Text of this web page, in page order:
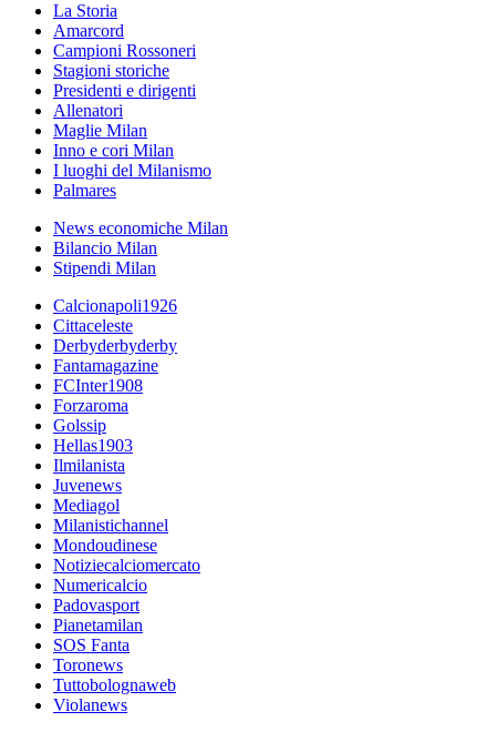
La Storia
Amarcord
Campioni Rossoneri
Stagioni storiche
Presidenti e dirigenti
Allenatori
Maglie Milan
Inno e cori Milan
I luoghi del Milanismo
Palmares
News economiche Milan
Bilancio Milan
Stipendi Milan
Calcionapoli1926
Cittaceleste
Derbyderbyderby
Fantamagazine
FCInter1908
Forzaroma
Golssip
Hellas1903
Ilmilanista
Juvenews
Mediagol
Milanistichannel
Mondoudinese
Notiziecalciomercato
Numericalcio
Padovasport
Pianetamilan
SOS Fanta
Toronews
Tuttobolognaweb
Violanews